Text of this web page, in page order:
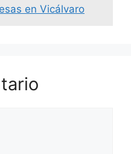
en Vicálvaro